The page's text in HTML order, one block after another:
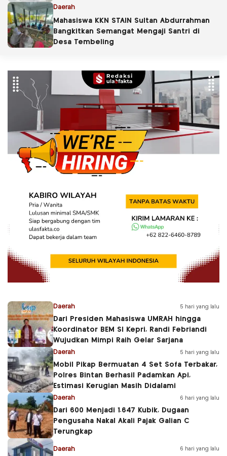
Daerah
Mahasiswa KKN STAIN Sultan Abdurrahman
Bangkitkan Semangat Mengaji Santri di
Desa Tembeling
Daerah 5 hari yang lalu
Dari Presiden Mahasiswa UMRAH hingga
Koordinator BEM SI Kepri, Randi Febriandi
Wujudkan Mimpi Raih Gelar Sarjana
Daerah 5 hari yang lalu
Mobil Pikap Bermuatan 4 Set Sofa Terbakar,
Polres Bintan Berhasil Padamkan Api,
Estimasi Kerugian Masih Didalami
Daerah 6 hari yang lalu
Dari 600 Menjadi 1.647 Kubik, Dugaan
Pengusaha Nakal Akali Pajak Galian C
Terungkap
Daerah 6 hari yang lalu